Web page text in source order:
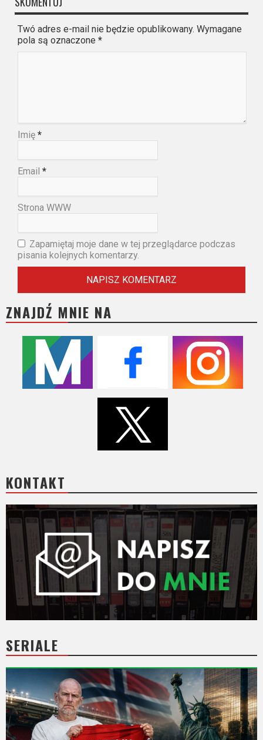
Twó adres e-mail nie będzie opublikowany. Wymagane
pola są oznaczone *
Imię *
Email *
Strona WWW
Zapamiętaj moje dane w tej przeglądarce podczas
pisania kolejnych komentarzy.
ZNAJDŹ MNIE NA
KONTAKT
SERIALE